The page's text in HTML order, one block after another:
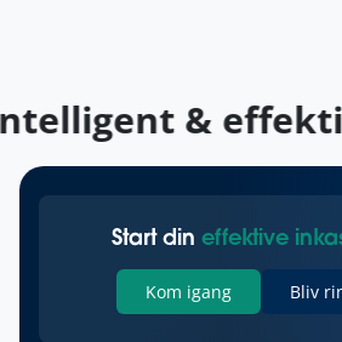
&
Start din effektive
Kom igang Bliv